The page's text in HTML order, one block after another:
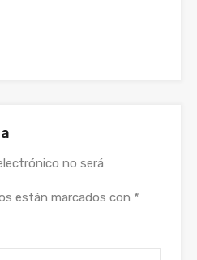
no será
están marcados con *